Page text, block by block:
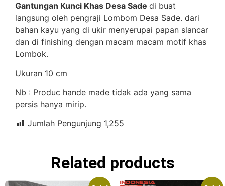
Gantungan Kunci Khas Desa Sade di buat
langsung oleh pengraji Lombom Desa Sade. dari
bahan kayu yang di ukir menyerupai papan slancar
dan di finishing dengan macam macam motif khas
Lombok.
Ukuran 10 cm
Nb : Produc hande made tidak ada yang sama
persis hanya mirip.
Jumlah Pengunjung 1,255
Related products